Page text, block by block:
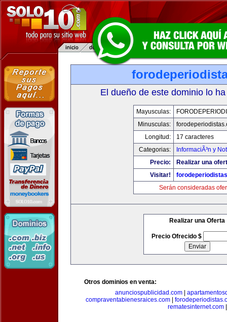
El dueño de este dominio lo
Mayusculas:
Minusculas:
Longitud:
17 caracteres
Categorias:
InformaciÃ³n y
Precio:
Realizar una
Visitar!
Serán consideradas
Realizar una Oferta
Precio Ofrecido $
Otros dominios en venta:
anunciospublicidad.com|
compraventabienesraices.com
rematesinternet.com|